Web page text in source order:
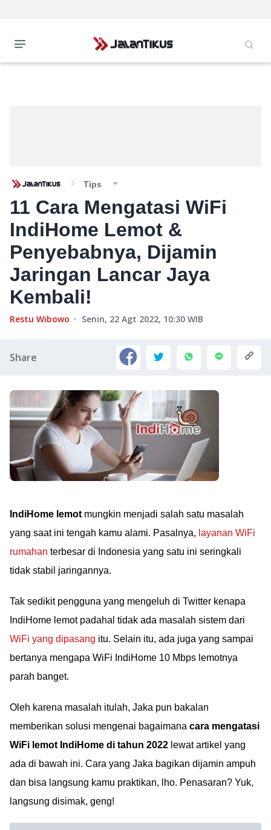
Tips
11 Cara Mengatasi WiFi
IndiHome Lemot &
Penyebabnya, Dijamin
Jaringan Lancar Jaya
Kembali!
Restu Wibowo Senin, 22 Agt 2022, 10:30 WIB
Share
IndiHome lemot mungkin menjadi salah satu masalah
yang saat ini tengah kamu alami. Pasalnya, layanan WiFi
rumahan terbesar di Indonesia yang satu ini seringkali
tidak stabil jaringannya.
Tak sedikit pengguna yang mengeluh di Twitter kenapa
IndiHome lemot padahal tidak ada masalah sistem dari
WiFi yang dipasang itu. Selain itu, ada juga yang sampai
bertanya mengapa WiFi IndiHome 10 Mbps lemotnya
parah banget.
Oleh karena masalah itulah, Jaka pun bakalan
memberikan solusi mengenai bagaimana cara mengatasi
WiFi lemot IndiHome di tahun 2022 lewat artikel yang
ada di bawah ini. Cara yang Jaka bagikan dijamin ampuh
dan bisa langsung kamu praktikan, lho. Penasaran? Yuk,
langsung disimak, geng!